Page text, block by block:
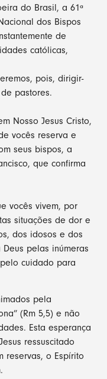
do Brasil, a 61ª
dos Bispos
de
católicas,
pois, dirigir-
pastores.
Nosso Jesus Cristo,
vocês reserva e
seus bispos, a
que confirma
vocês vivem, por
situações de dor e
dos idosos e dos
pelas inúmeras
cuidado para
pela
(Rm 5,5) e não
Esta esperança
ressuscitado
reservas, o Espírito